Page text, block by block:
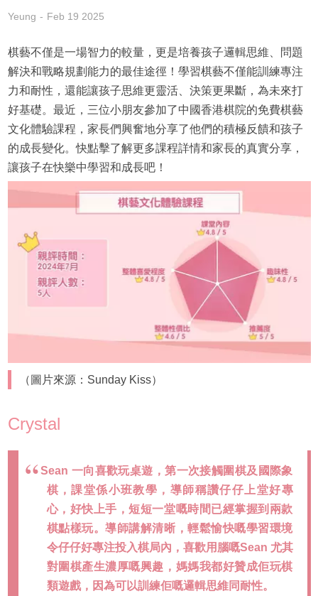
Yeung Feb 19 2025
棋藝不僅是一場智力的較量，更是培養孩子邏輯思維、問題
解決和戰略規劃能力的最佳途徑！學習棋藝不僅能訓練專注
力和耐性，還能讓孩子思維更靈活、決策更果斷，為未來打
好基礎。最近，三位小朋友參加了中國香港棋院的免費棋藝
文化體驗課程，家長們興奮地分享了他們的積極反饋和孩子
的成長變化。快點擊了解更多課程詳情和家長的真實分享，
讓孩子在快樂中學習和成長吧！
（圖片來源：Sunday Kiss）
Crystal
Sean 一向喜歡玩桌遊，第一次接觸圍棋及國際象
棋，課堂係小班教學，導師稱讚仔仔上堂好專
心，好快上手，短短一堂嘅時間已經掌握到兩款
棋點樣玩。導師講解清晰，輕鬆愉快嘅學習環境
令仔仔好專注投入棋局內，喜歡用腦嘅Sean 尤其
對圍棋產生濃厚嘅興趣，媽媽我都好贊成佢玩棋
類遊戲，因為可以訓練佢嘅邏輯思維同耐性。